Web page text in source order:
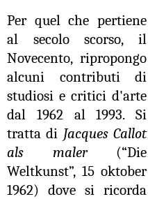
Per quel che pertiene
al secolo scorso, il
Novecento, ripropongo
alcuni contributi di
studiosi e critici d'arte
dal 1962 al 1993. Si
tratta di Jacques Callot
als maler(“Die
Weltkunst”, 15 oktober
1962) dove si ricorda